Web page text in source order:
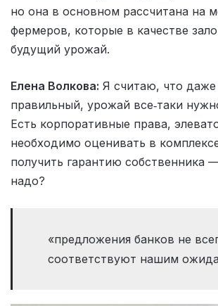
но она в основном рассчитана на
фермеров, которые в качестве
будущий урожай.
Елена Волкова: Я считаю, что даже
правильный, урожай все‑таки
Есть корпоративные права,
необходимо оценивать в
получить гарантию собственника
надо?
«предложения банков не
соответствуют нашим